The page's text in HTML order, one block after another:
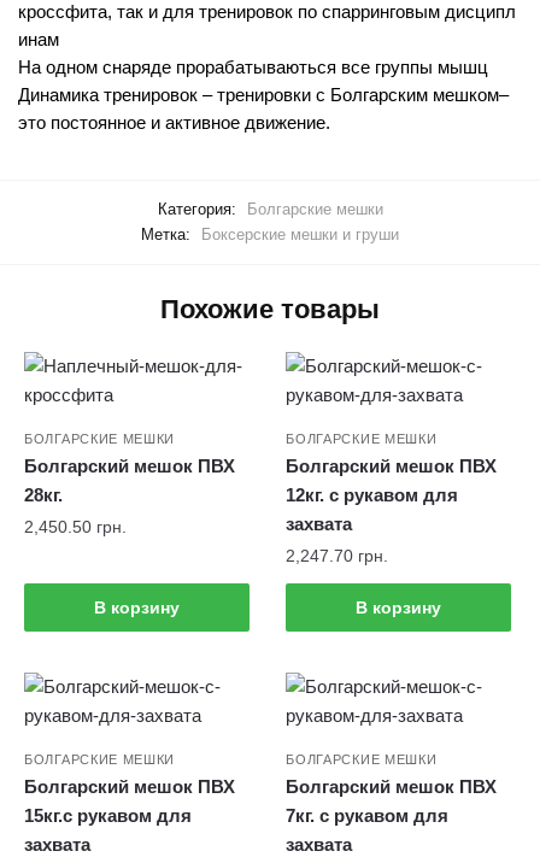
кроссфита, так и для тренировок по спарринговым дисципл
инам
На одном снаряде прорабатываються все группы мышц
Динамика тренировок –тренировки с Болгарским мешком–
это постоянное и активное движение.
Категория:
Болгарские мешки
Метка:
Боксерские мешки и груши
Похожие товары
БОЛГАРСКИЕ МЕШКИ
Болгарский мешок ПВХ
28кг.
2,450.50 грн.
В корзину
БОЛГАРСКИЕ МЕШКИ
Болгарский мешок ПВХ
12кг. с рукавом для
захвата
2,247.70 грн.
В корзину
БОЛГАРСКИЕ МЕШКИ
Болгарский мешок ПВХ
15кг.с рукавом для
захвата
БОЛГАРСКИЕ МЕШКИ
Болгарский мешок ПВХ
7кг. с рукавом для
захвата